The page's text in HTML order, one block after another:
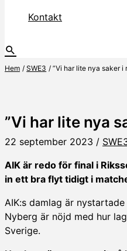
Kontakt
Hem SWE3 ”Vi har lite nya saker i
”Vi har lite nya
22 september 2023 /
AIK är redo för final i
in ett bra flyt tidigt i
AIK:s damlag är
Nyberg är nöjd med hur
Sverige.